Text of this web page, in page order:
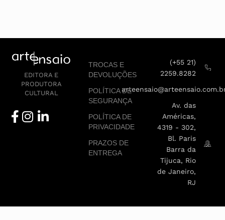
EDITORA E
PRODUTORA
CULTURAL
TROCAS E
DEVOLUÇÕES
POLÍTICA DE
SEGURANÇA
POLÍTICA DE
PRIVACIDADE
PRAZOS DE
ENTREGA
(+55 21)
2259.8282
Av. das
Américas,
4319 - 302,
Bl. Paris
Barra da
Tijuca, Rio
de Janeiro,
RJ